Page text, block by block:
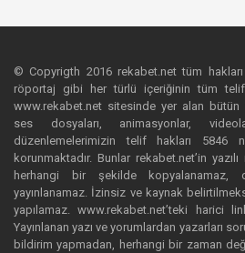
© Copyrigth 2016 rekabet.net tüm hakları
röportaj gibi her türlü içeriğinin tüm telif
www.rekabet.net sitesinde yer alan bütün
ses dosyaları, animasyonlar,
düzenlemelerimizin telif hakları 5846
korunmaktadır. Bunlar rekabet.net’in
herhangi bir şekilde kopyalanamaz,
yayınlanamaz. İzinsiz ve kaynak
yapılamaz. www.rekabet.net’teki harici
Yayınlanan yazı ve yorumlardan yazarları
bildirim yapmadan, herhangi bir zaman